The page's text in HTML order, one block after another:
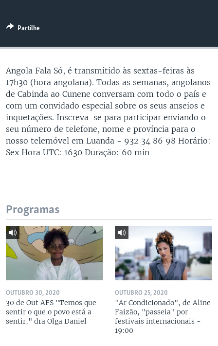
Partilhe
Angola Fala Só, é transmitido às sextas-feiras às
17h30 (hora angolana). Todas as semanas, angolanos
de Cabinda ao Cunene conversam com todo o país e
com um convidado especial sobre os seus anseios e
inquetações. Inscreva-se para participar enviando o
seu número de telefone, nome e província para o
nosso telemóvel em Luanda - 932 34 86 98 Horário:
Sex Hora UTC: 1630 Duração: 60 min
Programas
OUTUBRO 30, 2020
30 de Out AFS "Temos que
sentir o que o povo está a
sentir," dra Olga Daniel
OUTUBRO 25, 2020
"Ar Condicionado", de Aline
Faizão, "passeia" por
festivais internacionais -
19:00